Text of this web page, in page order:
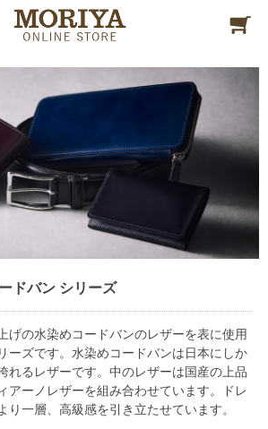
ドバン シリーズ
げの水染めコードバンのレザーを表に使用
ーズです。水染めコードバンは日本にしか
れるレザーです。中のレザーは国産の上品
アーノレザーを組み合わせています。ドレ
り一層、高級感を引き立たせています。